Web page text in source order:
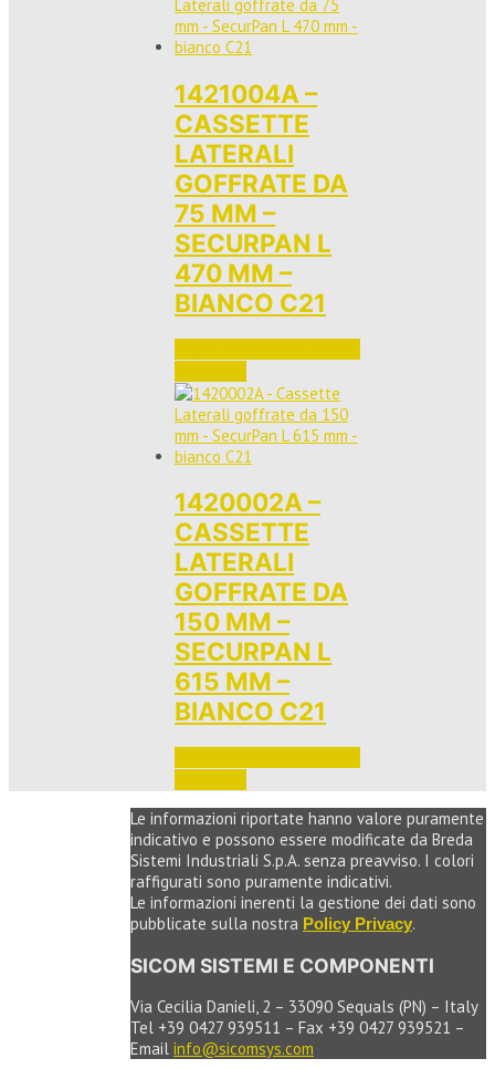
1421004A –
CASSETTE
LATERALI
GOFFRATE DA
75 MM –
SECURPAN L
470 MM –
BIANCO C21
1420002A –
CASSETTE
LATERALI
GOFFRATE DA
150 MM –
SECURPAN L
615 MM –
BIANCO C21
Le informazioni riportate hanno valore puramente
indicativo e possono essere modificate da Breda
Sistemi Industriali S.p.A. senza preavviso. I colori
raffigurati sono puramente indicativi.
Le informazioni inerenti la gestione dei dati sono
pubblicate sulla nostra Policy Privacy.
SICOM SISTEMI E COMPONENTI
Via Cecilia Danieli, 2 – 33090 Sequals (PN) – Italy
Tel +39 0427 939511 – Fax +39 0427 939521 –
Email info@sicomsys.com